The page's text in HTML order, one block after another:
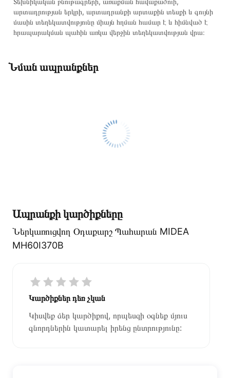
արտադրության երկրի, արտադրանքի արտաքին տեսքի և գույնի
մասին տեղեկատվությունը միայն հղման համար է և հիմնված է
հրապարակման պահին առկա վերջին տեղեկատվության վրա։
Նման ապրանքներ
Ապրանքի կարծիքները
Ներկառուցվող Օդաքարշ Պահարան MIDEA
MH60I370B
Կարծիքներ դեռ չկան
Կիսվեք ձեր կարծիքով, որպեսզի օգնեք մյուս
գնորդներին կատարել իրենց ընտրությունը: